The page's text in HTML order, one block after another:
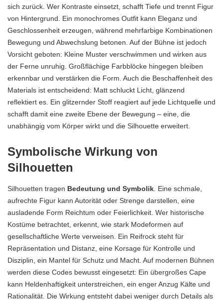
sich zurück. Wer Kontraste einsetzt, schafft Tiefe und trennt Figur
von Hintergrund. Ein monochromes Outfit kann Eleganz und
Geschlossenheit erzeugen, während mehrfarbige Kombinationen
Bewegung und Abwechslung betonen. Auf der Bühne ist jedoch
Vorsicht geboten: Kleine Muster verschwimmen und wirken aus
der Ferne unruhig. Großflächige Farbblöcke hingegen bleiben
erkennbar und verstärken die Form. Auch die Beschaffenheit des
Materials ist entscheidend: Matt schluckt Licht, glänzend
reflektiert es. Ein glitzernder Stoff reagiert auf jede Lichtquelle und
schafft damit eine zweite Ebene der Bewegung – eine, die
unabhängig vom Körper wirkt und die Silhouette erweitert.
Symbolische Wirkung von
Silhouetten
Silhouetten tragen Bedeutung und Symbolik . Eine schmale,
aufrechte Figur kann Autorität oder Strenge darstellen, eine
ausladende Form Reichtum oder Feierlichkeit. Wer historische
Kostüme betrachtet, erkennt, wie stark Modeformen auf
gesellschaftliche Werte verweisen. Ein Reifrock steht für
Repräsentation und Distanz, eine Korsage für Kontrolle und
Disziplin, ein Mantel für Schutz und Macht. Auf modernen Bühnen
werden diese Codes bewusst eingesetzt: Ein übergroßes Cape
kann Heldenhaftigkeit unterstreichen, ein enger Anzug Kälte und
Rationalität. Die Wirkung entsteht dabei weniger durch Details als